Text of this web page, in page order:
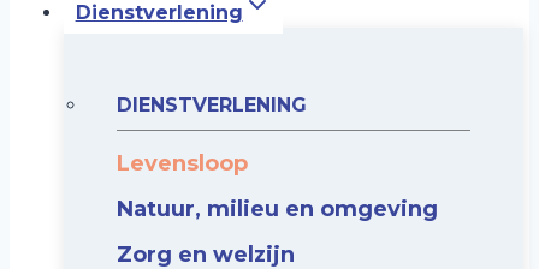
Dienstverlening
DIENSTVERLENING
Levensloop
Natuur, milieu en omgeving
Zorg en welzijn